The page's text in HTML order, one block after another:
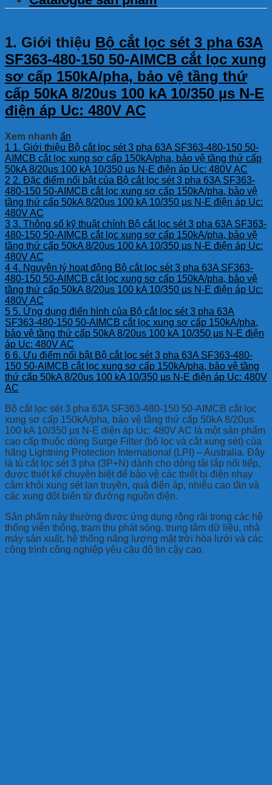
1. Giới thiệu Bộ cắt lọc sét 3 pha 63A
SF363-480-150 50-AIMCB cắt lọc xung
sơ cấp 150kA/pha, bảo vệ tầng thứ
cấp 50kA 8/20us 100 kA 10/350 µs N-E
điện áp Uc: 480V AC
Xem nhanh ẩn
1 1. Giới thiệu Bộ cắt lọc sét 3 pha 63A SF363-480-150 50-
AIMCB cắt lọc xung sơ cấp 150kA/pha, bảo vệ tầng thứ cấp
50kA 8/20us 100 kA 10/350 µs N-E điện áp Uc: 480V AC
2 2. Đặc điểm nổi bật của Bộ cắt lọc sét 3 pha 63A SF363-
480-150 50-AIMCB cắt lọc xung sơ cấp 150kA/pha, bảo vệ
tầng thứ cấp 50kA 8/20us 100 kA 10/350 µs N-E điện áp Uc:
480V AC
3 3. Thông số kỹ thuật chính Bộ cắt lọc sét 3 pha 63A SF363-
480-150 50-AIMCB cắt lọc xung sơ cấp 150kA/pha, bảo vệ
tầng thứ cấp 50kA 8/20us 100 kA 10/350 µs N-E điện áp Uc:
480V AC
4 4. Nguyên lý hoạt động Bộ cắt lọc sét 3 pha 63A SF363-
480-150 50-AIMCB cắt lọc xung sơ cấp 150kA/pha, bảo vệ
tầng thứ cấp 50kA 8/20us 100 kA 10/350 µs N-E điện áp Uc:
480V AC
5 5. Ứng dụng điển hình của Bộ cắt lọc sét 3 pha 63A
SF363-480-150 50-AIMCB cắt lọc xung sơ cấp 150kA/pha,
bảo vệ tầng thứ cấp 50kA 8/20us 100 kA 10/350 µs N-E điện
áp Uc: 480V AC
6 6. Ưu điểm nổi bật Bộ cắt lọc sét 3 pha 63A SF363-480-
150 50-AIMCB cắt lọc xung sơ cấp 150kA/pha, bảo vệ tầng
thứ cấp 50kA 8/20us 100 kA 10/350 µs N-E điện áp Uc: 480V
AC
Bộ cắt lọc sét 3 pha 63A SF363-480-150 50-AIMCB cắt lọc
xung sơ cấp 150kA/pha, bảo vệ tầng thứ cấp 50kA 8/20us
100 kA 10/350 µs N-E điện áp Uc: 480V AC là một sản phẩm
cao cấp thuộc dòng Surge Filter (bộ lọc và cắt xung sét) của
hãng Lightning Protection International (LPI) – Australia. Đây
là tủ cắt lọc sét 3 pha (3P+N) dành cho dòng tải lắp nối tiếp,
được thiết kế chuyên biệt để bảo vệ các thiết bị điện nhạy
cảm khỏi xung sét lan truyền, quá điện áp, nhiễu cao tần và
các xung đột biến từ đường nguồn điện.
Sản phẩm này thường được ứng dụng rộng rãi trong các hệ
thống viễn thông, trạm thu phát sóng, trung tâm dữ liệu, nhà
máy sản xuất, hệ thống năng lượng mặt trời hòa lưới và các
công trình công nghiệp yêu cầu độ tin cậy cao.